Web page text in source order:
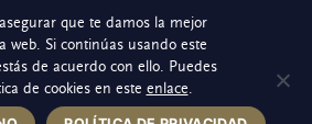
de cookies
redes sociales
Aviso legal
que te damos la mejor
web. Si continúas usando este
de acuerdo con ello. Puedes
de cookies en este enlace.